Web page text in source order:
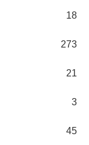
18
273
21
3
45